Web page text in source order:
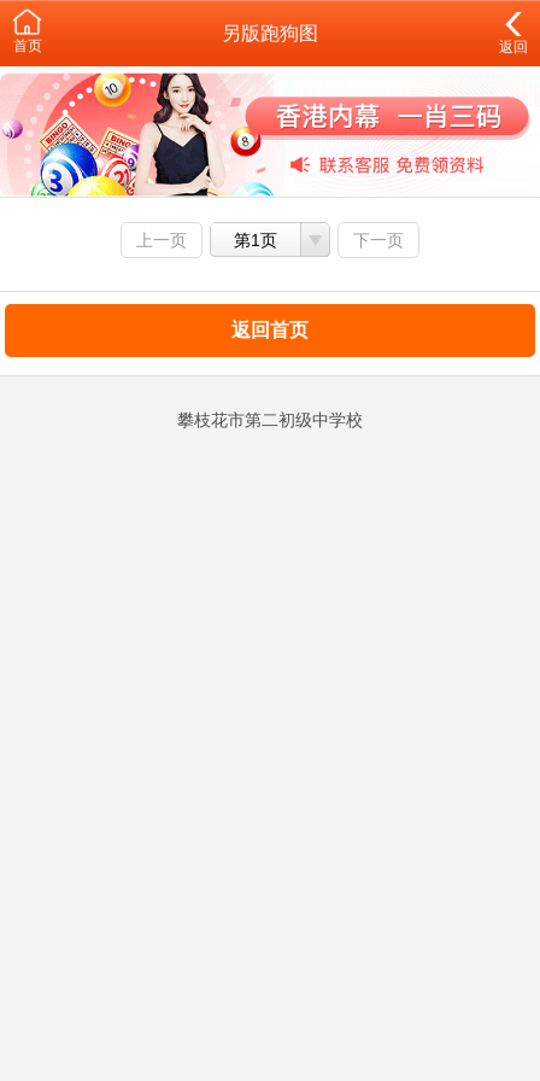
首页
另版跑狗图
返回
上一页 第1页 下一页
返回首页
攀枝花市第二初级中学校